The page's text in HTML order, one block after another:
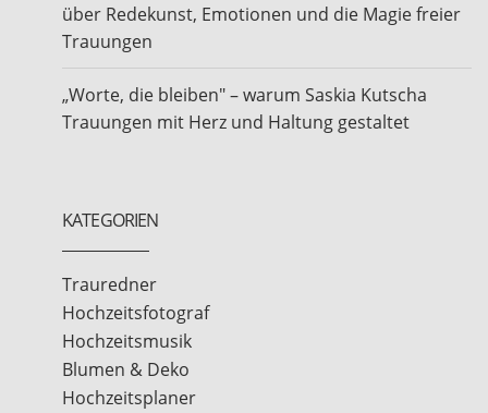
über Redekunst, Emotionen und die Magie freier
Trauungen
„Worte, die bleiben" – warum Saskia Kutscha
Trauungen mit Herz und Haltung gestaltet
KATEGORIEN
Trauredner
Hochzeitsfotograf
Hochzeitsmusik
Blumen & Deko
Hochzeitsplaner